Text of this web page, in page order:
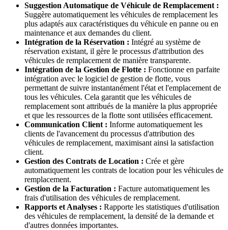
Suggestion Automatique de Véhicule de Remplacement :
Suggère automatiquement les véhicules de remplacement les
plus adaptés aux caractéristiques du véhicule en panne ou en
maintenance et aux demandes du client.
Intégration de la Réservation : Intégré au système de
réservation existant, il gère le processus d'attribution des
véhicules de remplacement de manière transparente.
Intégration de la Gestion de Flotte : Fonctionne en parfaite
intégration avec le logiciel de gestion de flotte, vous
permettant de suivre instantanément l'état et l'emplacement de
tous les véhicules. Cela garantit que les véhicules de
remplacement sont attribués de la manière la plus appropriée
et que les ressources de la flotte sont utilisées efficacement.
Communication Client : Informe automatiquement les
clients de l'avancement du processus d'attribution des
véhicules de remplacement, maximisant ainsi la satisfaction
client.
Gestion des Contrats de Location : Crée et gère
automatiquement les contrats de location pour les véhicules de
remplacement.
Gestion de la Facturation : Facture automatiquement les
frais d'utilisation des véhicules de remplacement.
Rapports et Analyses : Rapporte les statistiques d'utilisation
des véhicules de remplacement, la densité de la demande et
d'autres données importantes.